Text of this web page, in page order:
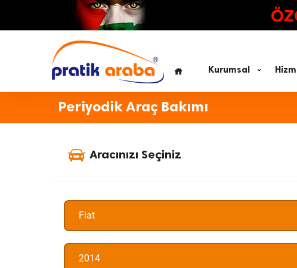
Kurumsal
Periyodik Araç Bakımı
Aracınızı Seçiniz
Fiat
2014